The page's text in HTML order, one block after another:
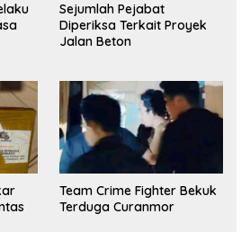
Sejumlah Pejabat
Diperiksa Terkait Proyek
Jalan Beton
Team Crime Fighter Bekuk
Terduga Curanmor